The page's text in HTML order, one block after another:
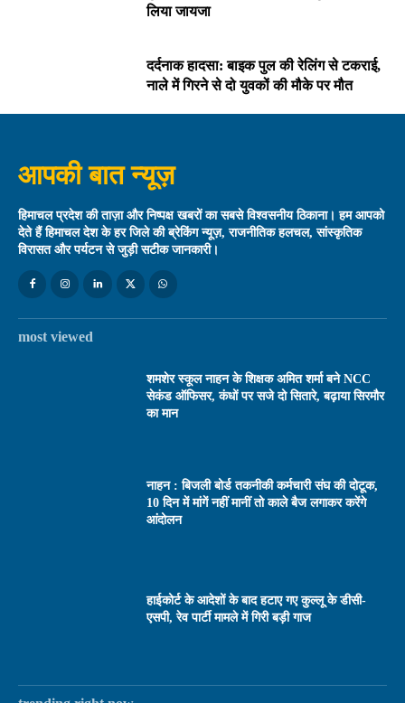
लिया जायजा
दर्दनाक हादसा: बाइक पुल की रेलिंग से टकराई,
नाले में गिरने से दो युवकों की मौके पर मौत
आपकी बात न्यूज़
हिमाचल प्रदेश की ताज़ा और निष्पक्ष खबरों का सबसे विश्वसनीय ठिकाना। हम आपको
देते हैं हिमाचल देश के हर जिले की ब्रेकिंग न्यूज़, राजनीतिक हलचल, सांस्कृतिक
विरासत और पर्यटन से जुड़ी सटीक जानकारी।
most viewed
शमशेर स्कूल नाहन के शिक्षक अमित शर्मा बने NCC
सेकंड ऑफिसर, कंधों पर सजे दो सितारे, बढ़ाया सिरमौर
का मान
नाहन : बिजली बोर्ड तकनीकी कर्मचारी संघ की दोटूक,
10 दिन में मांगें नहीं मानीं तो काले बैज लगाकर करेंगे
आंदोलन
हाईकोर्ट के आदेशों के बाद हटाए गए कुल्लू के डीसी-
एसपी, रेव पार्टी मामले में गिरी बड़ी गाज